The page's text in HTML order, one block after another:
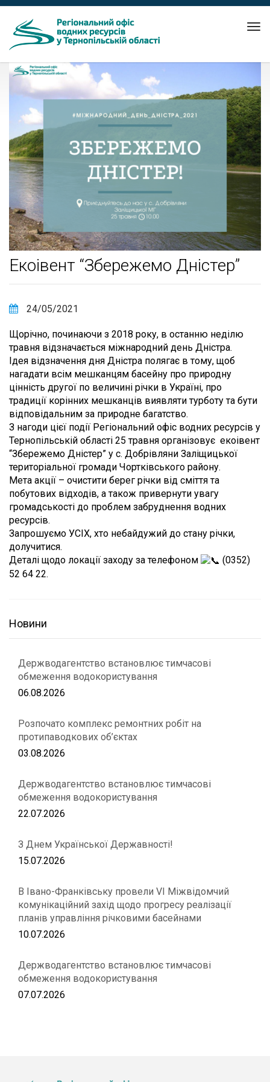
Екоівент “Збережемо Дністер”
24/05/2021
Щорічно, починаючи з 2018 року, в останню неділю
травня відзначається міжнародний день Дністра.
Ідея відзначення дня Дністра полягає в тому, щоб
нагадати всім мешканцям басейну про природну
цінність другої по величині річки в Україні, про
традиції корінних мешканців виявляти турботу та бути
відповідальним за природне багатство.
З нагоди цієї події Регіональний офіс водних ресурсів у
Тернопільській області 25 травня організовує екоівент
“Збережемо Дністер” у с. Добрівляни Заліщицької
територіальної громади Чортківського району.
Мета акції – очистити берег річки від сміття та
побутових відходів, а також привернути увагу
громадськості до проблем забруднення водних
ресурсів.
Запрошуємо УСІХ, хто небайдужий до стану річки,
долучитися.
Деталі щодо локації заходу за телефоном
(0352)
52 64 22.
Новини
Держводагентство встановлює тимчасові
обмеження водокористування
06.08.2026
Розпочато комплекс ремонтних робіт на
протипаводкових об’єктах
03.08.2026
Держводагентство встановлює тимчасові
обмеження водокористування
22.07.2026
З Днем Української Державності!
15.07.2026
В Івано-Франківську провели VІ Міжвідомчий
комунікаційний захід щодо прогресу реалізації
планів управління річковими басейнами
10.07.2026
Держводагентство встановлює тимчасові
обмеження водокористування
07.07.2026